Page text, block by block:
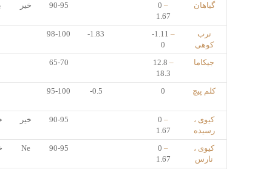
گیاهان 0 –
1.67
90-95 خیر
ترب
کوهی
-1.11 –
0
-1.83
98-100
جیکاما 12.8 –
18.3
65-70
کلم پیچ 0
-0.5
95-100
کیوی ،
رسیده
0 –
1.67
90-95 خیر
کیوی ،
نارس
0 –
1.67
90-95
Ne